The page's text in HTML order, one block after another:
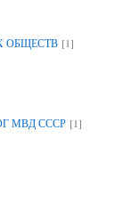
ОБЩЕСТВ [1]
МВД СССР [1]